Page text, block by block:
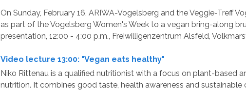
On Sunday, February 16, ARIWA-Vogelsberg and the Veggie-Treff
as part of the Vogelsberg Women's Week to a vegan bring-along
presentation, 12:00 - 4:00 p.m., Freiwilligenzentrum Alsfeld,
Video lecture 13:00: "Vegan eats healthy"
Niko Rittenau is a qualified nutritionist with a focus on plant-based
nutrition. It combines good taste, health awareness and sustainable